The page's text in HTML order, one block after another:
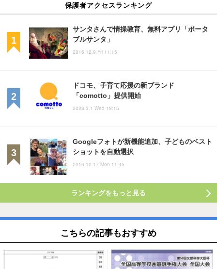
保護者アクセスランキング
サンタさんで情操教育、無料アプリ「ポータ
ブルサンタ」
2016.12.9 Fri 11:15
ドコモ、子育て応援の新ブランド
「comotto」提供開始
2023.3.1 Wed 18:15
Googleフォトが新機能追加、子どものベスト
ショットを自動選択
2016.10.17 Mon 11:45
ランキングをもっと見る
こちらの記事もおすすめ